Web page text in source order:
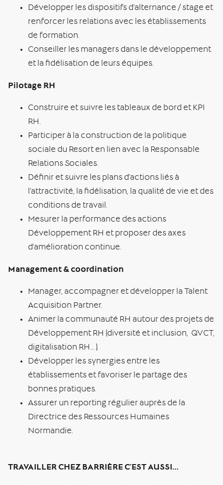
Développer les dispositifs d’alternance / stage et
renforcer les relations avec les établissements
de formation.
Conseiller les managers dans le développement
et la fidélisation de leurs équipes.
Pilotage RH
Construire et suivre les tableaux de bord et KPI
RH.
Participer à la construction de la politique
sociale du Resort en lien avec la Responsable
Relations Sociales.
Définir et suivre les plans d’actions liés à
l’attractivité, la fidélisation, la qualité de vie et des
conditions de travail.
Mesurer la performance des actions
Développement RH et proposer des axes
d’amélioration continue.
Management & coordination
Manager, accompagner et développer la Talent
Acquisition Partner.
Animer la communauté RH autour des projets de
Développement RH (diversité et inclusion, QVCT,
digitalisation RH… ).
Développer les synergies entre les
établissements et favoriser le partage des
bonnes pratiques.
Assurer un reporting régulier auprès de la
Directrice des Ressources Humaines
Normandie.
TRAVAILLER CHEZ BARRIÈRE C’EST AUSSI…